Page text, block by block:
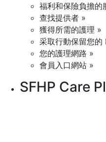
福利和保險負擔的
查找提供者 »
獲得所需的護理 »
采取行動保留您
您的護理網路 »
會員入口網站 »
SFHP Care